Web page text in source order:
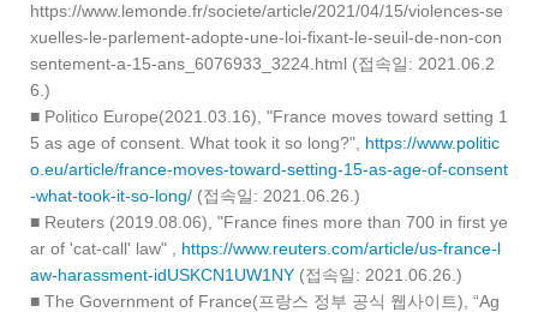
https://www.lemonde.fr/societe/article/2021/04/15/violences-se
xuelles-le-parlement-adopte-une-loi-fixant-le-seuil-de-non-con
sentement-a-15-ans_6076933_3224.html (접속일: 2021.06.2
6.)
■ Politico Europe(2021.03.16), "France moves toward setting 1
5 as age of consent. What took it so long?", https://www.politic
o.eu/article/france-moves-toward-setting-15-as-age-of-consent
-what-took-it-so-long/ (접속일: 2021.06.26.)
■ Reuters (2019.08.06), "France fines more than 700 in first ye
ar of 'cat-call' law" , https://www.reuters.com/article/us-france-l
aw-harassment-idUSKCN1UW1NY (접속일: 2021.06.26.)
■ The Government of France(프랑스 정부 공식 웹사이트), “Ag